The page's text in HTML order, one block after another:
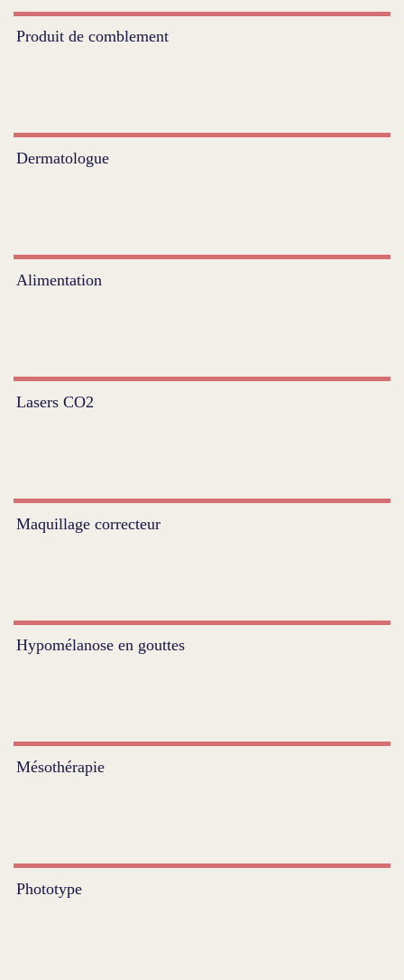
Produit de comblement
Dermatologue
Alimentation
Lasers CO2
Maquillage correcteur
Hypomélanose en gouttes
Mésothérapie
Phototype